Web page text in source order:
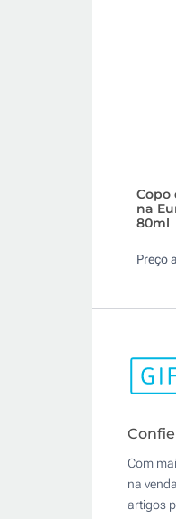
Copo
na
80ml
Preço
Com
na
artigos